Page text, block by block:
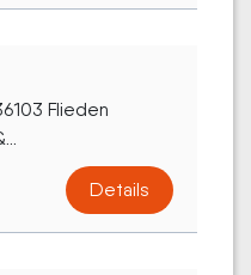
Flieden
Details